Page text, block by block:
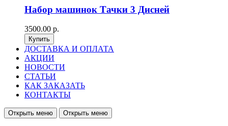
Набор машинок Тачки 3 Дисней
3500.00 р.
ДОСТАВКА И ОПЛАТА
АКЦИИ
НОВОСТИ
СТАТЬИ
КАК ЗАКАЗАТЬ
КОНТАКТЫ
Открыть меню Открыть меню